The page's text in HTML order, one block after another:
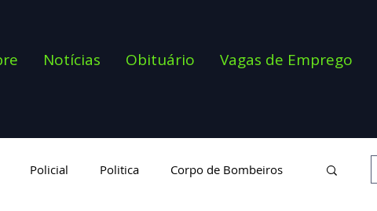
Notícias Obituário Vagas de Emprego
Policial Politica Corpo de Bombeiros